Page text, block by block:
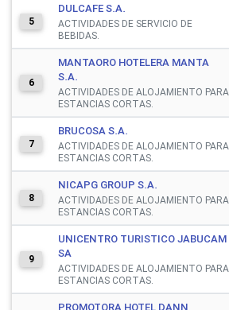
5
DULCAFE S.A.
ACTIVIDADES DE SERVICIO DE
BEBIDAS.
6
MANTAORO HOTELERA MANTA
S.A.
ACTIVIDADES DE ALOJAMIENTO PARA
ESTANCIAS CORTAS.
7
BRUCOSA S.A.
ACTIVIDADES DE ALOJAMIENTO PARA
ESTANCIAS CORTAS.
8
NICAPG GROUP S.A.
ACTIVIDADES DE ALOJAMIENTO PARA
ESTANCIAS CORTAS.
9
UNICENTRO TURISTICO JABUCAM
SA
ACTIVIDADES DE ALOJAMIENTO PARA
ESTANCIAS CORTAS.
PROMOTORA HOTEL DANN